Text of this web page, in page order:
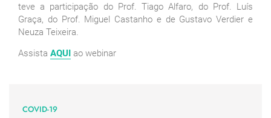
COVID-19
teve a participação do Prof. Tiago Alfaro, do Prof. Luís
Graça, do Prof. Miguel Castanho e de Gustavo Verdier e
Neuza Teixeira.
Assista AQUI ao webinar